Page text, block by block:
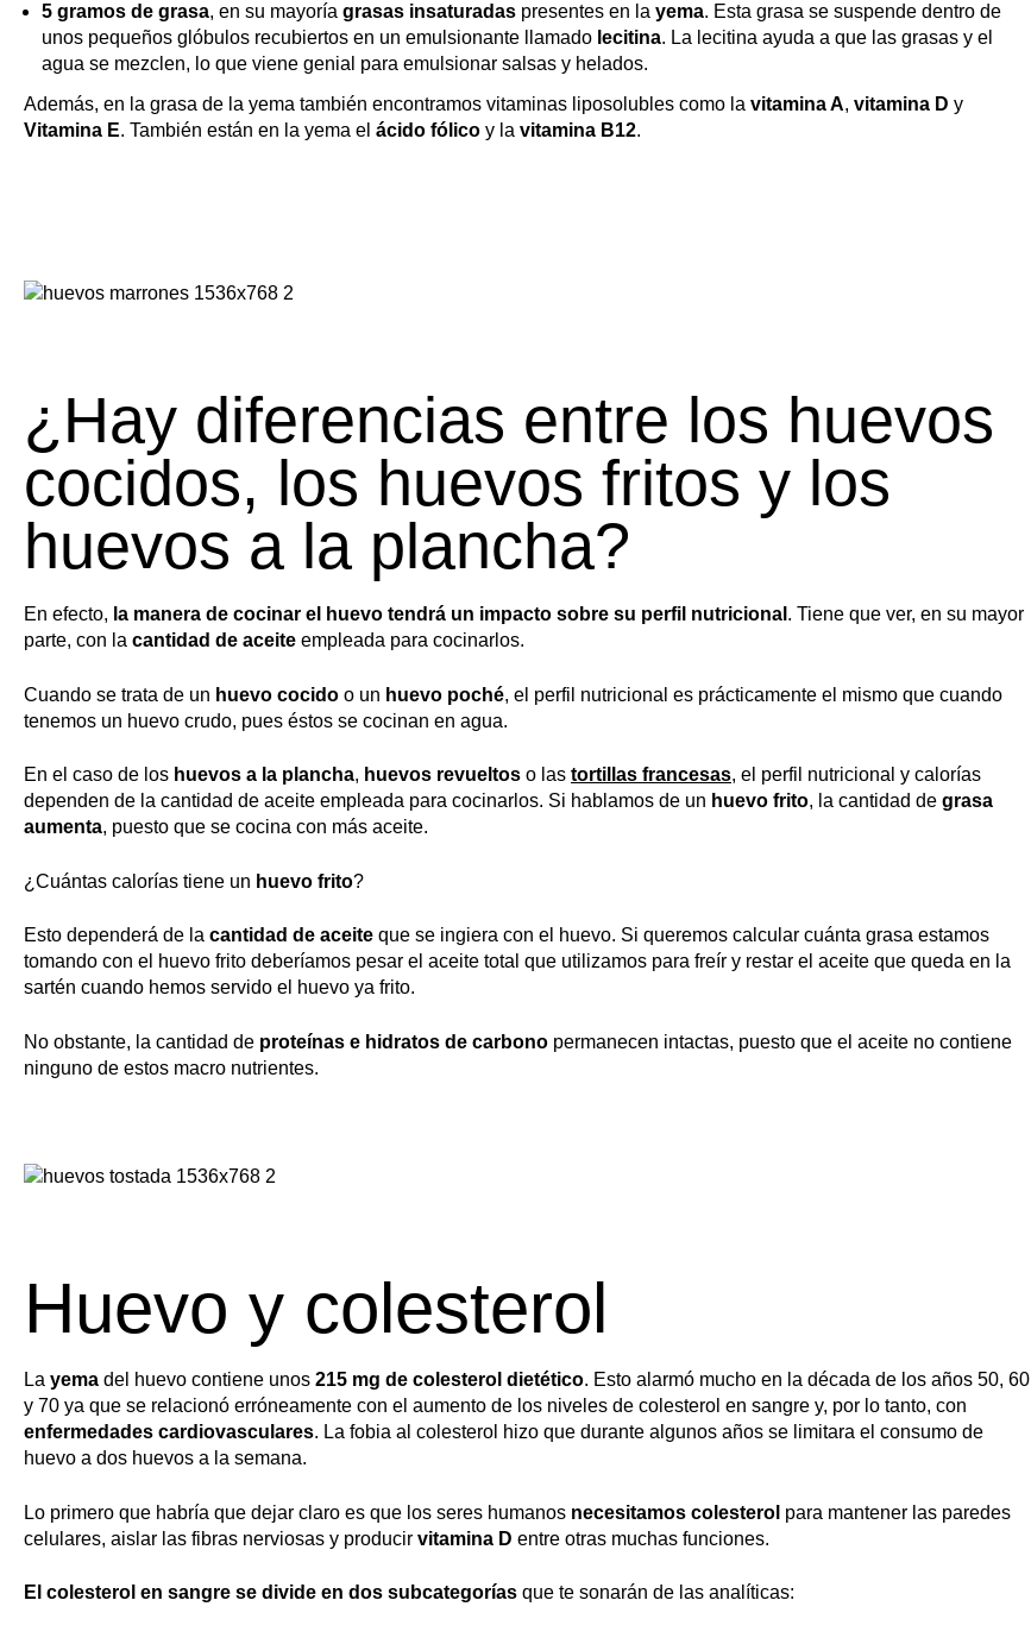
Preferencias
Estadísticas
Estadísticas
Administrar opciones
Leer más sobre estos propósitos
Aceptar Denegar Ver preferencias Guardar preferencias Ver preferencias
Utilización de cookies
Política de privacidad y protección de datos personales.
Saltar
contenido
5 gramos de grasa, en su mayoría grasas insaturadas presentes en la yema. Esta grasa se suspende dentro de
unos pequeños glóbulos recubiertos en un emulsionante llamado lecitina. La lecitina ayuda a que las grasas y el
agua se mezclen, lo que viene genial para emulsionar salsas y helados.
Además, en la grasa de la yema también encontramos vitaminas liposolubles como la vitamina A, vitamina D y
Vitamina E. También están en la yema el ácido fólico y la vitamina B12.
¿Hay diferencias entre los huevos
cocidos, los huevos fritos y los
huevos a la plancha?
En efecto, la manera de cocinar el huevo tendrá un impacto sobre su perfil nutricional . Tiene que ver, en su mayor
parte, con la cantidad de aceite empleada para cocinarlos.
Cuando se trata de un huevo cocido o un huevo poché, el perfil nutricional es prácticamente el mismo que cuando
tenemos un huevo crudo, pues éstos se cocinan en agua.
En el caso de los huevos a la plancha, huevos revueltos o las tortillas francesas, el perfil nutricional y calorías
dependen de la cantidad de aceite empleada para cocinarlos. Si hablamos de un huevo frito, la cantidad de grasa
aumenta, puesto que se cocina con más aceite.
¿Cuántas calorías tiene un huevo frito?
Esto dependerá de la cantidad de aceite que se ingiera con el huevo. Si queremos calcular cuánta grasa estamos
tomando con el huevo frito deberíamos pesar el aceite total que utilizamos para freír y restar el aceite que queda en la
sartén cuando hemos servido el huevo ya frito.
No obstante, la cantidad de proteínas e hidratos de carbono permanecen intactas, puesto que el aceite no contiene
ninguno de estos macro nutrientes.
Huevo y colesterol
La yema del huevo contiene unos 215 mg de colesterol dietético. Esto alarmó mucho en la década de los años 50, 60
y 70 ya que se relacionó erróneamente con el aumento de los niveles de colesterol en sangre y, por lo tanto, con
enfermedades cardiovasculares. La fobia al colesterol hizo que durante algunos años se limitara el consumo de
huevo a dos huevos a la semana.
Lo primero que habría que dejar claro es que los seres humanos necesitamos colesterol para mantener las paredes
celulares, aislar las fibras nerviosas y producir vitamina D entre otras muchas funciones.
El colesterol en sangre se divide en dos subcategorías que te sonarán de las analíticas:
Gestionar consentimiento
English Español